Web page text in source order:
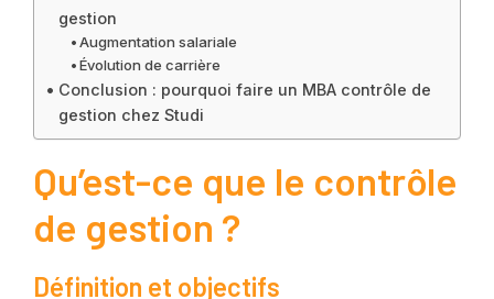
gestion
Augmentation salariale
Évolution de carrière
Conclusion : pourquoi faire un MBA contrôle de
gestion chez Studi
Qu’est-ce que le contrôle
de gestion ?
Définition et objectifs